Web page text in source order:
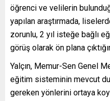
öğrenci ve velilerin
yapılan araştırmada,
zorunlu, 2 yıl isteğe bağlı
görüş olarak ön plana
Yalçın, Memur-Sen Genel
eğitim sisteminin mevcut
gereken yönlerini ortaya